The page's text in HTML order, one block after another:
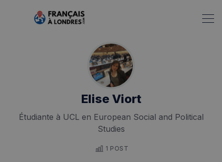
Rechercher dans Français à Londres - Magazine
Elise Viort
Étudiante à UCL en European Social and Political
Studies
1 POST